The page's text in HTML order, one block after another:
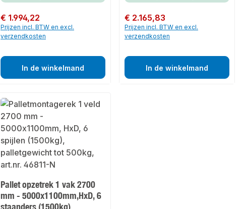
Normale prijs:
€ 1.994,22
Prijzen incl. BTW en excl.
verzendkosten
In de winkelmand
Normale prijs:
€ 2.165,83
Prijzen incl. BTW en excl.
verzendkosten
In de winkelmand
Pallet opzetrek 1 vak 2700
mm - 5000x1100mm,HxD, 6
staanders (1500kg)